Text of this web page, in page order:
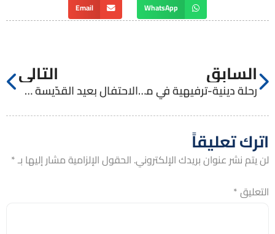
WhatsApp
Email
السابق
رحلة دينية-ترفيهية في مدينة القدس
التالي
الاحتفال بعيد القدّيسة ماريّا جوزيبّا روزيلاّ مع رهبنة الكلمة المتجسّد
اترك تعليقاً
لن يتم نشر عنوان بريدك الإلكتروني. الحقول الإلزامية مشار إليها بـ*
التعليق*